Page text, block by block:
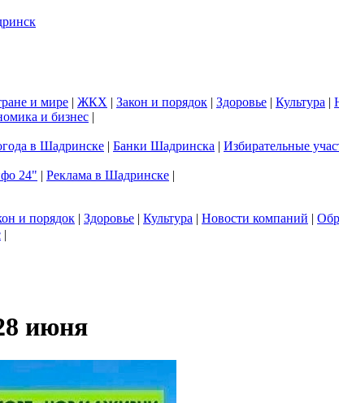
и мире | ЖКХ | Закон и порядок | Здоровье | Культура |
и бизнес |
в Шадринске | Банки Шадринска | Избирательные
24" | Реклама в Шадринске |
и порядок | Здоровье | Культура | Новости компаний |
|
июня